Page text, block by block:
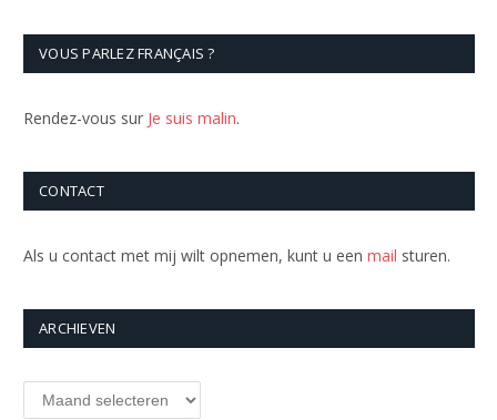
VOUS PARLEZ FRANÇAIS ?
Rendez-vous sur Je suis malin.
CONTACT
Als u contact met mij wilt opnemen, kunt u een mail sturen.
ARCHIEVEN
Archieven